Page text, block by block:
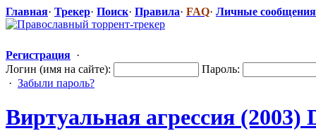
Главная· Трекер· Поиск· Правила· FAQ· Личные сообщения
Регистрация ·
Логин (имя на сайте):
Пароль:
· Забыли пароль?
Виртуальная агрессия (2003)